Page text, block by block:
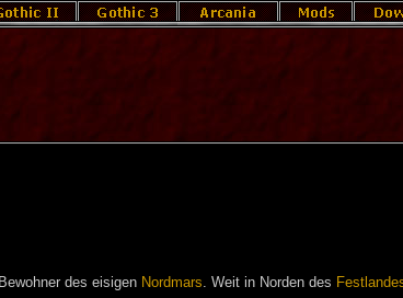
des eisigen Nordmars . Weit in Norden des